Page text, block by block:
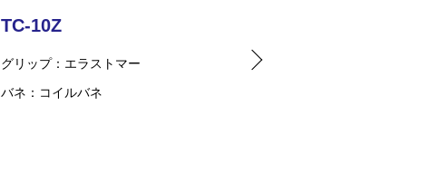
TC-10Z
グリップ
エラストマー
バネ
コイルバネ